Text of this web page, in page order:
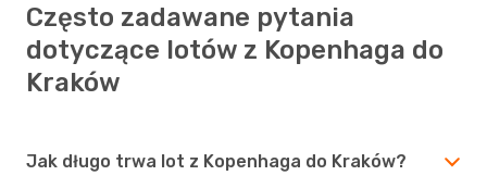
Często zadawane pytania
dotyczące lotów z Kopenhaga do
Kraków
Jak długo trwa lot z Kopenhaga do Kraków?